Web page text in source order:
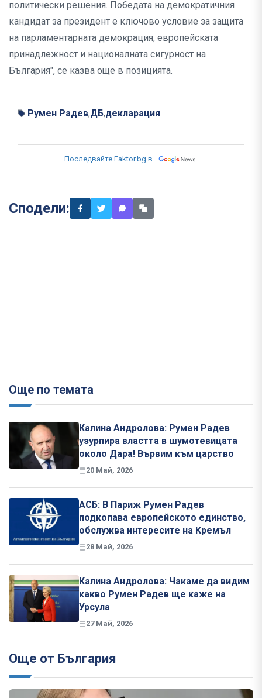
политически решения. Победата на демократичния
кандидат за президент е ключово условие за защита
на парламентарната демокрация, европейската
принадлежност и националната сигурност на
България", се казва още в позицията.
Румен Радев,ДБ,декларация
Последвайте Faktor.bg в
Сподели:
Още по темата
Калина Андролова: Румен Радев
узурпира властта в шумотевицата
около Дара! Вървим към царство
20 Май, 2026
АСБ: В Париж Румен Радев
подкопава европейското единство,
обслужва интересите на Кремъл
28 Май, 2026
Калина Андролова: Чакаме да видим
какво Румен Радев ще каже на
Урсула
27 Май, 2026
Още от България